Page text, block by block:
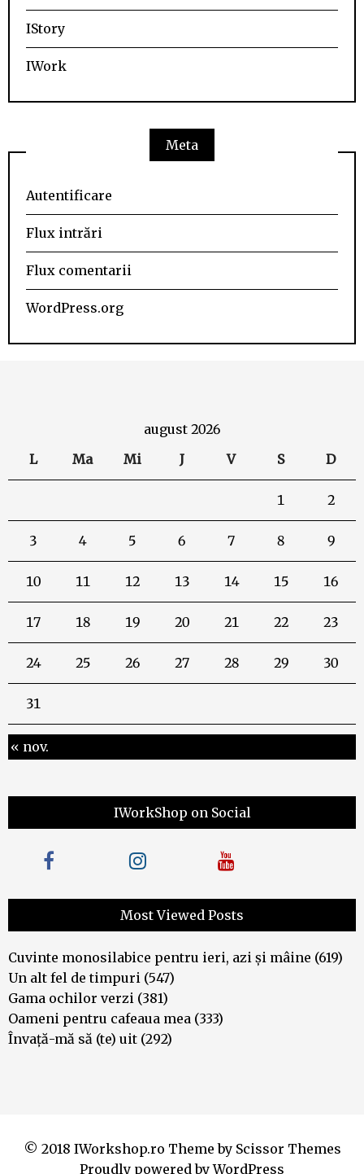
IStory
IWork
Meta
Autentificare
Flux intrări
Flux comentarii
WordPress.org
august 2026
L
Ma Mi J V S D
1 2
3 4 5 6 7 8 9
10 11 12 13 14 15 16
17 18 19 20 21 22 23
24 25 26 27 28 29 30
31
« nov.
IWorkShop on Social
Most Viewed Posts
Cuvinte monosilabice pentru ieri, azi și mâine (619)
Un alt fel de timpuri (547)
Gama ochilor verzi (381)
Oameni pentru cafeaua mea (333)
Învață-mă să (te) uit (292)
© 2018 IWorkshop.ro Theme by Scissor Themes
Proudly powered byWordPress